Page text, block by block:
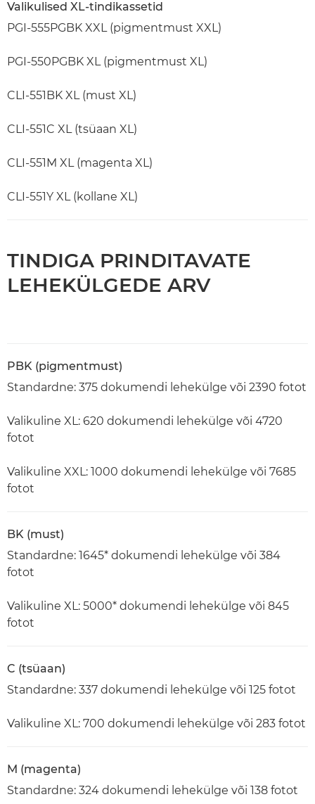
Valikulised XL-tindikassetid
PGI-555PGBK XXL (pigmentmust XXL)
PGI-550PGBK XL (pigmentmust XL)
CLI-551BK XL (must XL)
CLI-551C XL (tsüaan XL)
CLI-551M XL (magenta XL)
CLI-551Y XL (kollane XL)
TINDIGA PRINDITAVATE
LEHEKÜLGEDE ARV
PBK (pigmentmust)
Standardne: 375 dokumendi lehekülge või 2390 fotot
Valikuline XL: 620 dokumendi lehekülge või 4720
fotot
Valikuline XXL: 1000 dokumendi lehekülge või 7685
fotot
BK (must)
Standardne: 1645* dokumendi lehekülge või 384
fotot
Valikuline XL: 5000* dokumendi lehekülge või 845
fotot
C (tsüaan)
Standardne: 337 dokumendi lehekülge või 125 fotot
Valikuline XL: 700 dokumendi lehekülge või 283 fotot
M (magenta)
Standardne: 324 dokumendi lehekülge või 138 fotot